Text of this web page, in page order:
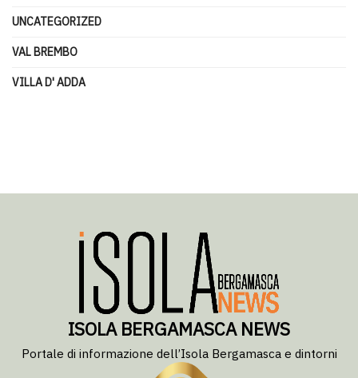
UNCATEGORIZED
VAL BREMBO
VILLA D' ADDA
ISOLA BERGAMASCA NEWS
Portale di informazione dell’Isola Bergamasca e dintorni